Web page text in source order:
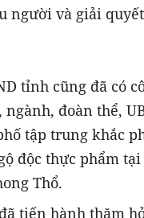
người và giải
tỉnh cũng đã có
ngành, đoàn thể,
tập trung khắc
độc thực phẩm
Thổ.
tiến hành thăm